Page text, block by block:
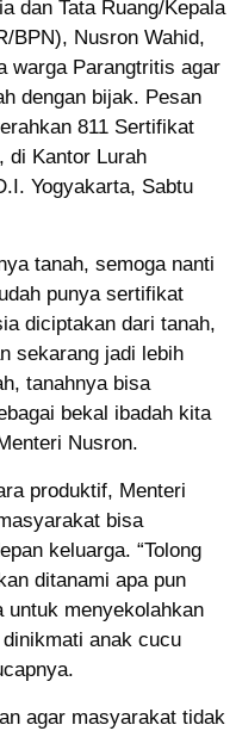
dan Tata Ruang/Kepala
BPN), Nusron Wahid,
warga Parangtritis agar
dengan bijak. Pesan
811 Sertifikat
di Kantor Lurah
Yogyakarta, Sabtu
tanah, semoga nanti
punya sertifikat
diciptakan dari tanah,
sekarang jadi lebih
tanahnya bisa
bekal ibadah kita
Nusron.
produktif, Menteri
bisa
keluarga. “Tolong
ditanami apa pun
untuk menyekolahkan
anak cucu
agar masyarakat tidak